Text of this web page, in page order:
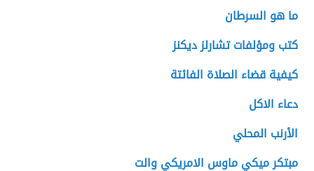
ما هو السرطان
كتب ومؤلفات تشارلز ديكنز
كيفية قضاء الصلاة الفائتة
دعاء الاكل
الأرنب المحلي
مبتكر ميكي ماوس الامريكي والت